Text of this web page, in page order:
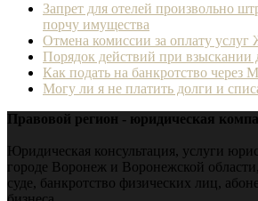
Запрет для отелей произвольно
порчу имущества
Отмена комиссии за оплату
Порядок действий при взыскании
Как подать на банкротство через
Могу ли я не платить долги и
Правовой регион - юридическая
Юридическая консультация, услуги
городе Воронеж и Воронежской
суде, банкротство физических лиц,